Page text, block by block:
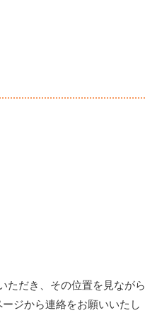
ただき、その位置を見ながら
ジから連絡をお願いいたし